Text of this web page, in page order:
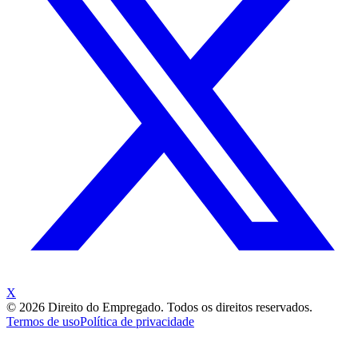
X
© 2026 Direito do Empregado. Todos os direitos reservados.
Termos de usoPolítica de privacidade